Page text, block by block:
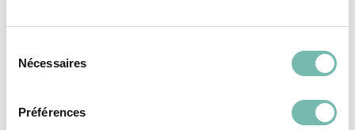
Nécessaires
Préférences
NAMUR